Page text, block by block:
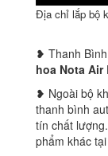
Địa chỉ lắp bộ
❥ Thanh
hoa Nota
❥ Ngoài bộ
thanh bình
tín chất
phẩm khác